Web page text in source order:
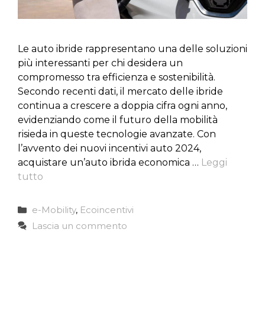
Le auto ibride rappresentano una delle soluzioni
più interessanti per chi desidera un
compromesso tra efficienza e sostenibilità.
Secondo recenti dati, il mercato delle ibride
continua a crescere a doppia cifra ogni anno,
evidenziando come il futuro della mobilità
risieda in queste tecnologie avanzate. Con
l’avvento dei nuovi incentivi auto 2024,
acquistare un’auto ibrida economica … Leggi
tutto
Categorie
e-Mobility, Ecoincentivi
Lascia un commento